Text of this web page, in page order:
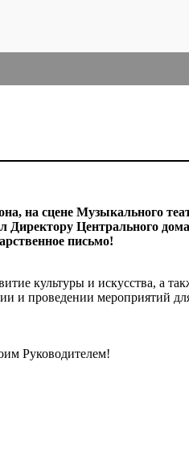
на сцене Музыкального
Центрального дома
письмо!
культуры и искусства, а
и проведении мероприятий
Руководителем!